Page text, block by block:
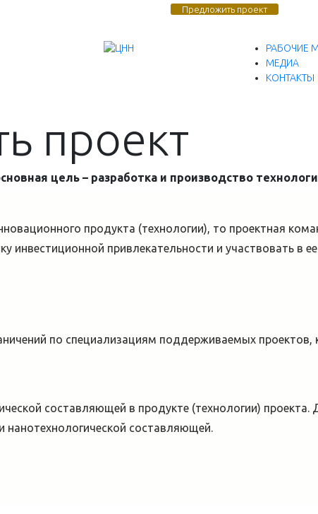
Предложить проект
РАБОЧИЕ
МЕДИА
КОНТАКТЫ
проект
цель – разработка и производство
продукта (технологии), то проектная
инвестиционной привлекательности и участвовать в
по специализациям поддерживаемых
составляющей в продукте (технологии)
нанотехнологической составляющей.